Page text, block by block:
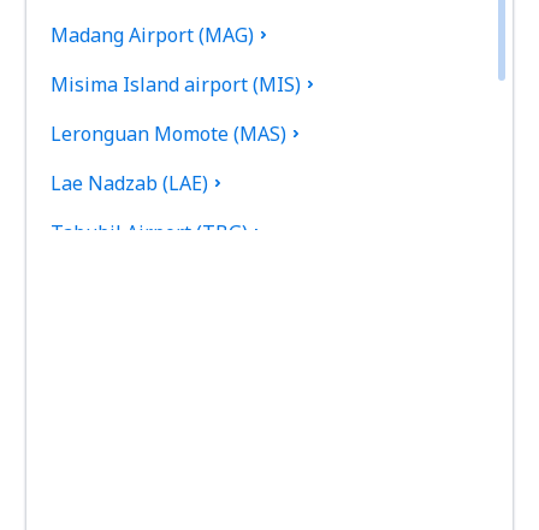
Madang Airport (MAG)
Misima Island airport (MIS)
Leronguan Momote (MAS)
Lae Nadzab (LAE)
Tabubil Airport (TBG)